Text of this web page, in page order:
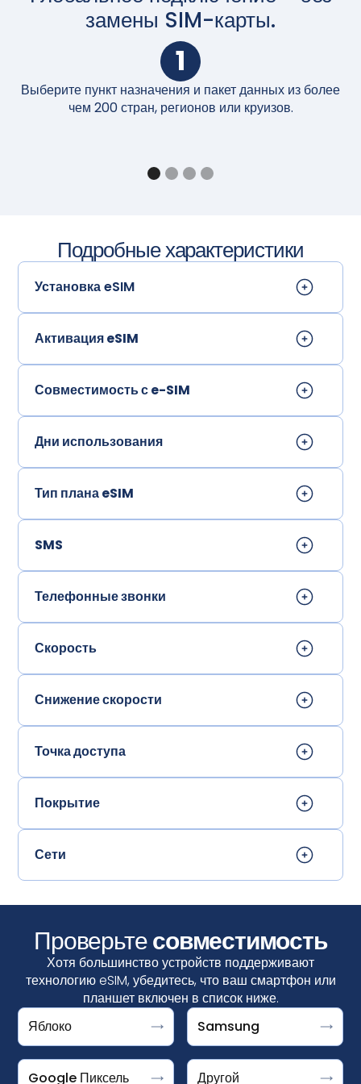
замены SIM-карты.
1
Выберите пункт назначения и пакет данных из более
чем 200 стран, регионов или круизов.
Подробные характеристики
Установка eSIM
Активация eSIM
Совместимость с e-SIM
Дни использования
Тип плана eSIM
SMS
Телефонные звонки
Скорость
Снижение скорости
Точка доступа
Покрытие
Сети
iPhone
Ваше устройство поддерживает eSIM, если вы видите
«Подключения» > «Диспетчер SIM-карт»
Google Pixel поддерживает eSIM, если вы видите
Настройки > Сеть и интернет > SIMs +.
DOOGEE V30 Support ESIM
Fairphone 4
Проверьтесовместимость
Хотя большинство устройств поддерживают
технологию eSIM, убедитесь, что ваш смартфон или
планшет включен в список ниже.
Яблоко
Samsung
Google Пиксель Другой